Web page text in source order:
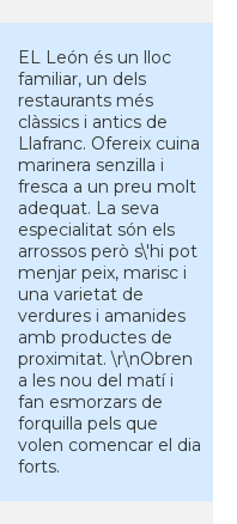
EL León és un lloc
familiar, un dels
restaurants més
clàssics i antics de
Llafranc. Ofereix cuina
marinera senzilla i
fresca a un preu molt
adequat. La seva
especialitat són els
arrossos però s\'hi pot
menjar peix, marisc i
una varietat de
verdures i amanides
amb productes de
proximitat. \r\nObren
a les nou del matí i
fan esmorzars de
forquilla pels que
volen comencar el dia
forts.